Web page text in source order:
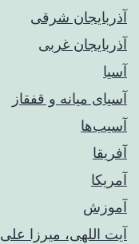
آذربایجان شرقی
آذربایجان غربی
آسیا
آسیای میانه و قفقاز
آسیب‌ها
آفریقا
آمریکا
آموزش
آیت اللهی، میرزا علی